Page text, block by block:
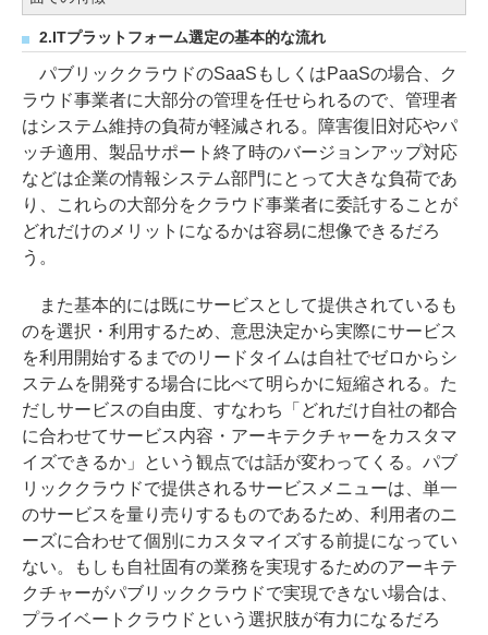
2.ITプラットフォーム選定の基本的な流れ
パブリッククラウドのSaaSもしくはPaaSの場合、ク
ラウド事業者に大部分の管理を任せられるので、管理者
はシステム維持の負荷が軽減される。障害復旧対応やパ
ッチ適用、製品サポート終了時のバージョンアップ対応
などは企業の情報システム部門にとって大きな負荷であ
り、これらの大部分をクラウド事業者に委託することが
どれだけのメリットになるかは容易に想像できるだろ
う。
また基本的には既にサービスとして提供されているも
のを選択・利用するため、意思決定から実際にサービス
を利用開始するまでのリードタイムは自社でゼロからシ
ステムを開発する場合に比べて明らかに短縮される。た
だしサービスの自由度、すなわち「どれだけ自社の都合
に合わせてサービス内容・アーキテクチャーをカスタマ
イズできるか」という観点では話が変わってくる。パブ
リッククラウドで提供されるサービスメニューは、単一
のサービスを量り売りするものであるため、利用者のニ
ーズに合わせて個別にカスタマイズする前提になってい
ない。もしも自社固有の業務を実現するためのアーキテ
クチャーがパブリッククラウドで実現できない場合は、
プライベートクラウドという選択肢が有力になるだろ